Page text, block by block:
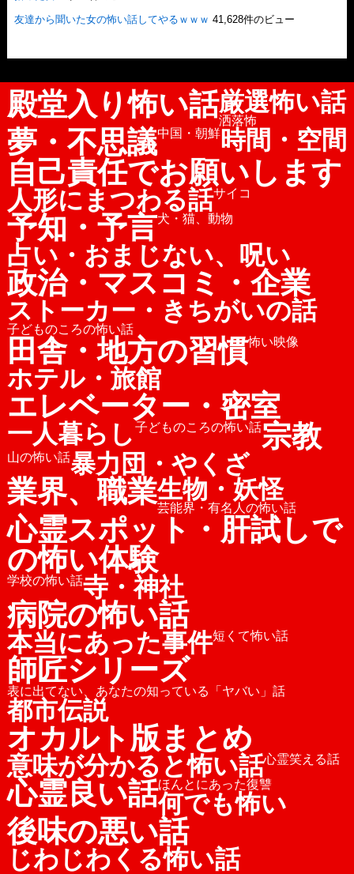
友達から聞いた女の怖い話してやるｗｗｗ 41,628件のビュー
殿堂入り怖い話厳選怖い話
洒落怖
夢・不思議中国・朝鮮時間・空間
自己責任でお願いします
人形にまつわる話サイコ
予知・予言犬・猫、動物
占い・おまじない、呪い
政治・マスコミ・企業
ストーカー・きちがいの話
子どものころの怖い話
田舎・地方の習慣怖い映像
ホテル・旅館
エレベーター・密室
一人暮らし 子どものころの怖い話宗教
山の怖い話暴力団・やくざ
業界、職業生物・妖怪
芸能界・有名人の怖い話
心霊スポット・肝試しで
の怖い体験
学校の怖い話寺・神社
病院の怖い話
本当にあった事件短くて怖い話
師匠シリーズ
表に出てない、あなたの知っている「ヤバい」話
都市伝説
オカルト版まとめ
意味が分かると怖い話心霊笑える話
心霊良い話ほんとにあった復讐
何でも怖い
後味の悪い話
じわじわくる怖い話